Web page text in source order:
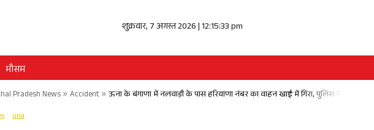
शुक्रवार, 7 अगस्त 2026 | 12:15:33 pm
मौसम
Pradesh News» Accident» ऊना के बंगाणा में नलवाड़ी के पास हरियाणा नंबर का वाहन खाई में गिरा, पुलिस ने जांच शुरू की
una